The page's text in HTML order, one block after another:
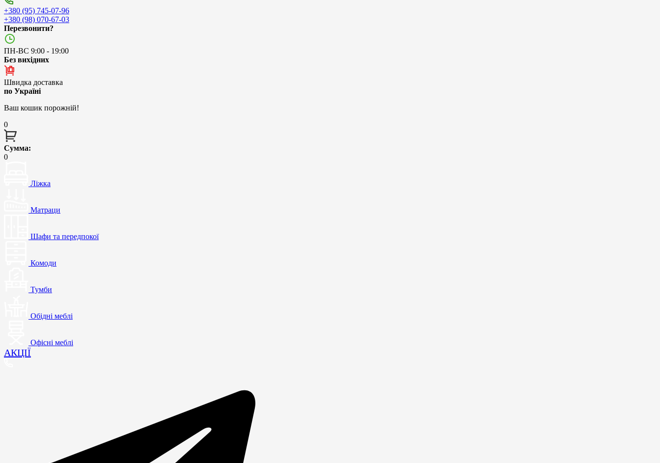
+380 (95) 745-07-96
+380 (98) 070-67-03
Перезвонити?
ПН-ВС 9:00 - 19:00
Без вихідних
Швидка доставка
по Україні
Ваш кошик порожній!
0
Сумма:
0
Ліжка
Матраци
Шафи та передпокої
Комоди
Тумби
Обідні меблі
Офісні меблі
АКЦІЇ